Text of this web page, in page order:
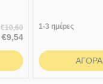
€10,60
€9,54
1-3 ημέρες
ΑΓΟΡΆ